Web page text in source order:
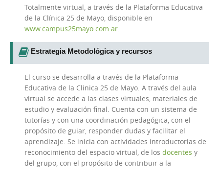
Totalmente virtual, a través de la Plataforma Educativa
de la Clínica 25 de Mayo, disponible en
www.campus25mayo.com.ar.
Estrategia Metodológica y recursos
El curso se desarrolla a través de la Plataforma
Educativa de la Clinica 25 de Mayo. A través del aula
virtual se accede a las clases virtuales, materiales de
estudio y evaluación final. Cuenta con un sistema de
tutorías y con una coordinación pedagógica, con el
propósito de guiar, responder dudas y facilitar el
aprendizaje. Se inicia con actividades introductorias de
reconocimiento del espacio virtual, de los docentes y
del grupo, con el propósito de contribuir a la